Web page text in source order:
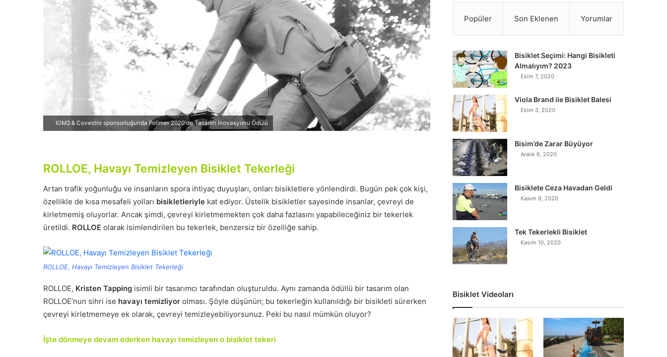
e
r
m
e
IOM3 & Covestro sponsorluğunda Polimer 2020'de Tasarım İnovasyonu Ödülü
ROLLOE, Havayı Temizleyen Bisiklet Tekerleği
Artan trafik yoğunluğu ve insanların spora ihtiyaç duyuşları, onları bisikletlere yönlendirdi. Bugün pek çok kişi,
özellikle de kısa mesafeli yolları bisikletleriyle kat ediyor. Üstelik bisikletler sayesinde insanlar, çevreyi de
kirletmemiş oluyorlar. Ancak şimdi, çevreyi kirletmemekten çok daha fazlasını yapabileceğiniz bir tekerlek
üretildi. ROLLOE olarak isimlendirilen bu tekerlek, benzersiz bir özelliğe sahip.
ROLLOE, Havayı Temizleyen Bisiklet Tekerleği
ROLLOE, Kristen Tapping isimli bir tasarımcı tarafından oluşturuldu. Aynı zamanda ödüllü bir tasarım olan
ROLLOE’nun sihri ise havayı temizliyor olması. Şöyle düşünün; bu tekerleğin kullanıldığı bir bisikleti sürerken
çevreyi kirletmemeye ek olarak, çevreyi temizleyebiliyorsunuz. Peki bu nasıl mümkün oluyor?
İşte dönmeye devam ederken havayı temizleyen o bisiklet tekeri
Popüler Son Eklenen Yorumlar
Bisiklet Seçimi: Hangi Bisikleti
Almalıyım? 2023
Ekim 7, 2020
Viola Brand ile Bisiklet Balesi
Ekim 3, 2020
Bisim’de Zarar Büyüyor
Aralık 6, 2020
Bisiklete Ceza Havadan Geldi
Kasım 9, 2020
Tek Tekerlekli Bisiklet
Kasım 10, 2020
Bisiklet Videoları